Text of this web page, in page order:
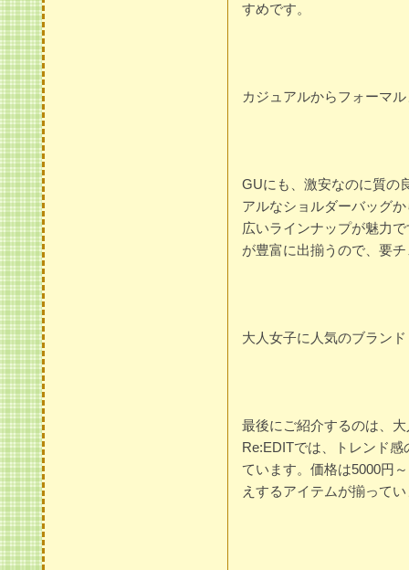
すめです。
カジュアルからフォーマ
GUにも、激安なのに質の
アルなショルダーバッグ
広いラインナップが魅力
が豊富に出揃うので、要
大人女子に人気のブラン
最後にご紹介するのは、
Re:EDITでは、トレンド
ています。価格は5000円
えするアイテムが揃って